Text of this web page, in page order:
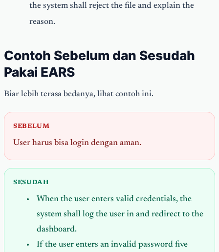
the system shall reject the file and explain the
reason.
Contoh Sebelum dan Sesudah
Pakai EARS
Biar lebih terasa bedanya, lihat contoh ini.
SEBELUM
User harus bisa login dengan aman.
SESUDAH
When the user enters valid credentials, the
system shall log the user in and redirect to the
dashboard.
If the user enters an invalid password five